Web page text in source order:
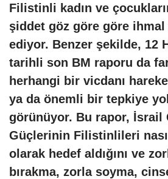
Filistinli kadın ve
şiddet göz göre göre
ediyor. Benzer şekilde, 12
tarihli son BM raporu da
herhangi bir vicdanı
ya da önemli bir tepkiye
görünüyor. Bu rapor, İsrail
Güçlerinin Filistinlileri
olarak hedef aldığını ve
bırakma, zorla soyma,